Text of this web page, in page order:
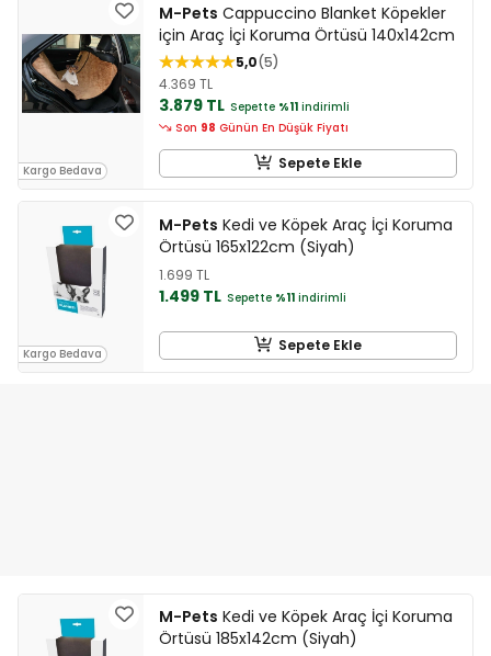
Kargo Bedava
M-Pets Cappuccino Blanket Köpekler
için Araç İçi Koruma Örtüsü 140x142cm
5,0 5
4.369 TL
3.879 TL Sepette %11 indirimli
Son 98 Günün En Düşük Fiyatı
Sepete Ekle
Kargo Bedava
M-Pets Kedi ve Köpek Araç İçi Koruma
Örtüsü 165x122cm (Siyah)
1.699 TL
1.499 TL Sepette %11 indirimli
Sepete Ekle
M-Pets Kedi ve Köpek Araç İçi Koruma
Örtüsü 185x142cm (Siyah)